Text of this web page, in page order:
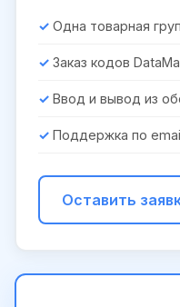
Одна товарная
Заказ кодов
Ввод и вывод из
Поддержка по
Оставить